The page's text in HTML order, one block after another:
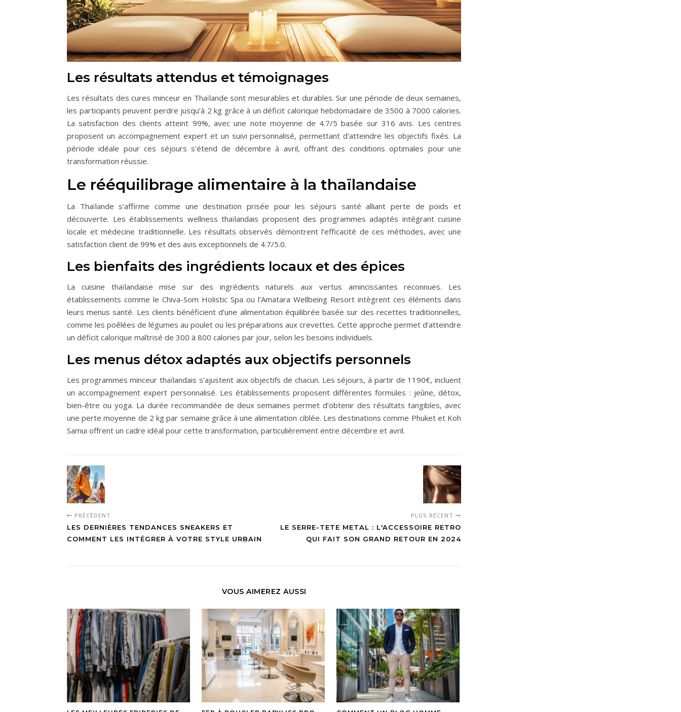
Les résultats attendus et témoignages
Les résultats des cures minceur en Thaïlande sont mesurables et durables. Sur une période de deux semaines,
les participants peuvent perdre jusqu’à 2 kg grâce à un déficit calorique hebdomadaire de 3500 à 7000 calories.
La satisfaction des clients atteint 99%, avec une note moyenne de 4.7/5 basée sur 316 avis. Les centres
proposent un accompagnement expert et un suivi personnalisé, permettant d’atteindre les objectifs fixés. La
période idéale pour ces séjours s’étend de décembre à avril, offrant des conditions optimales pour une
transformation réussie.
Le rééquilibrage alimentaire à la thaïlandaise
La Thaïlande s’affirme comme une destination prisée pour les séjours santé alliant perte de poids et
découverte. Les établissements wellness thaïlandais proposent des programmes adaptés intégrant cuisine
locale et médecine traditionnelle. Les résultats observés démontrent l’efficacité de ces méthodes, avec une
satisfaction client de 99% et des avis exceptionnels de 4.7/5.0.
Les bienfaits des ingrédients locaux et des épices
La cuisine thaïlandaise mise sur des ingrédients naturels aux vertus amincissantes reconnues. Les
établissements comme le Chiva-Som Holistic Spa ou l’Amatara Wellbeing Resort intègrent ces éléments dans
leurs menus santé. Les clients bénéficient d’une alimentation équilibrée basée sur des recettes traditionnelles,
comme les poêlées de légumes au poulet ou les préparations aux crevettes. Cette approche permet d’atteindre
un déficit calorique maîtrisé de 300 à 800 calories par jour, selon les besoins individuels.
Les menus détox adaptés aux objectifs personnels
Les programmes minceur thaïlandais s’ajustent aux objectifs de chacun. Les séjours, à partir de 1190€, incluent
un accompagnement expert personnalisé. Les établissements proposent différentes formules : jeûne, détox,
bien-être ou yoga. La durée recommandée de deux semaines permet d’obtenir des résultats tangibles, avec
une perte moyenne de 2 kg par semaine grâce à une alimentation ciblée. Les destinations comme Phuket et Koh
Samui offrent un cadre idéal pour cette transformation, particulièrement entre décembre et avril.
PRÉCÉDENT
LES DERNIÈRES TENDANCES SNEAKERS ET
COMMENT LES INTÉGRER À VOTRE STYLE URBAIN
PLUS RÉCENT
LE SERRE-TETE METAL : L'ACCESSOIRE RETRO
QUI FAIT SON GRAND RETOUR EN 2024
VOUS AIMEREZ AUSSI